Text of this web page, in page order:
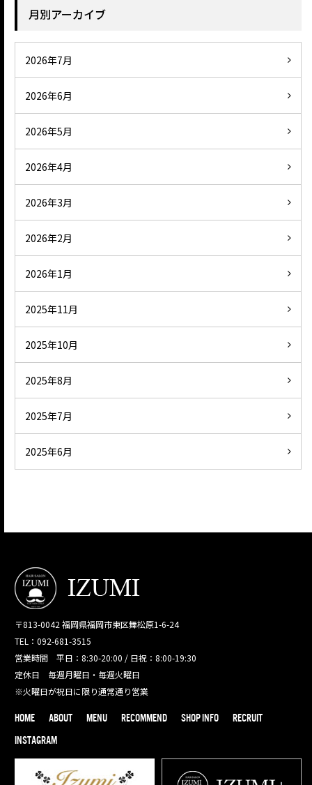
月別アーカイブ
2026年7月
2026年6月
2026年5月
2026年4月
2026年3月
2026年2月
2026年1月
2025年11月
2025年10月
2025年8月
2025年7月
2025年6月
〒813-0042 福岡県福岡市東区舞松原1-6-24
TEL：092-681-3515
営業時間 平日：8:30-20:00 / 日祝：8:00-19:30
定休日 毎週月曜日・毎週火曜日
※火曜日が祝日に限り通常通り営業
HOME ABOUT MENU RECOMMEND SHOP INFO
RECRUIT
INSTAGRAM